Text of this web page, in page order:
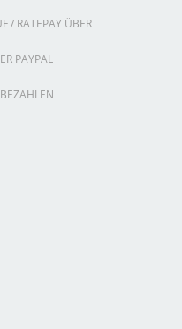
/ RATEPAY ÜBER
PAYPAL